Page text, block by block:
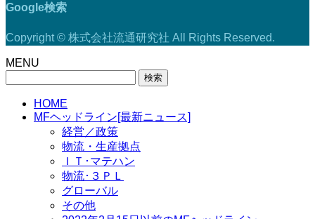
Google検索
Copyright © 株式会社流通研究社 All Rights Reserved.
MENU
HOME
MFヘッドライン[最新ニュース]
経営／政策
物流・生産拠点
ＩＴ･マテハン
物流･３ＰＬ
グローバル
その他